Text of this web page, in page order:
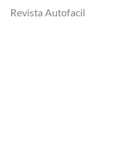
Revista Autofacil